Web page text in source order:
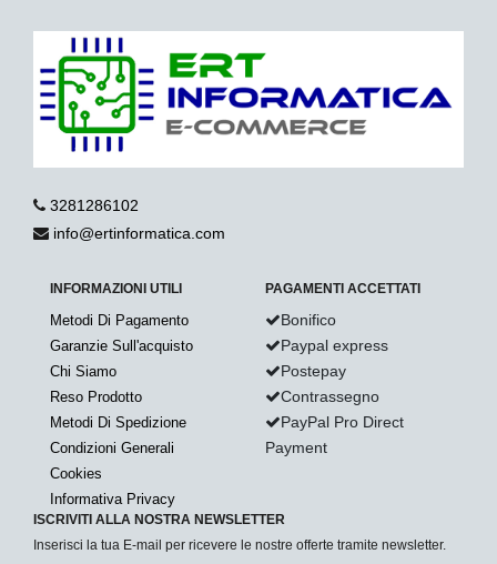
3281286102
info@ertinformatica.com
INFORMAZIONI UTILI
Metodi Di Pagamento
Garanzie Sull'acquisto
Chi Siamo
Reso Prodotto
Metodi Di Spedizione
Condizioni Generali
Cookies
Informativa Privacy
PAGAMENTI ACCETTATI
Bonifico
Paypal express
Postepay
Contrassegno
PayPal Pro Direct
Payment
ISCRIVITI ALLA NOSTRA NEWSLETTER
Inserisci la tua E-mail per ricevere le nostre offerte tramite newsletter.